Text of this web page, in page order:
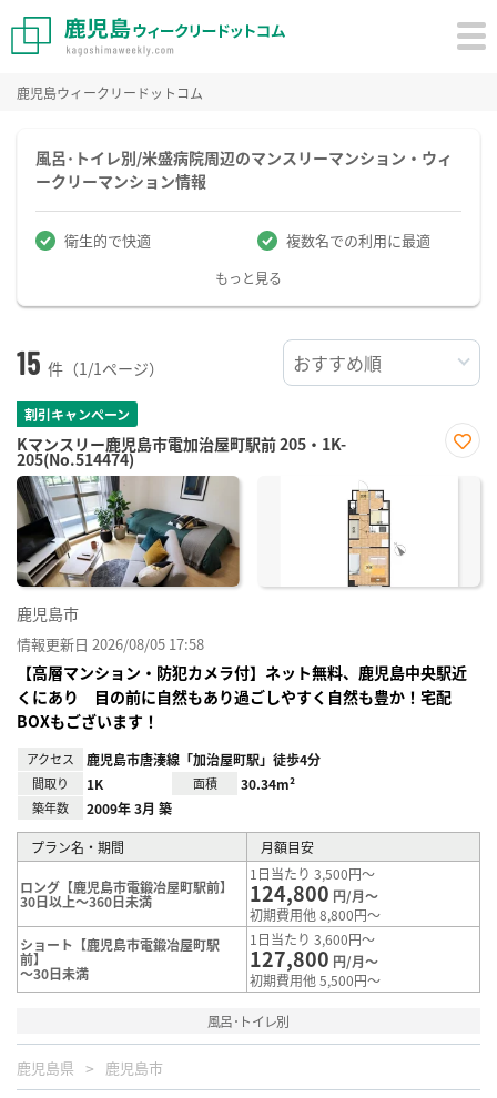
鹿児島ウィークリードットコム
風呂･トイレ別/米盛病院周辺のマンスリーマンション・ウィ
ークリーマンション情報
衛生的で快適 複数名での利用に最適
もっと見る
15 件（1/1ページ）
割引キャンペーン
Kマンスリー鹿児島市電加治屋町駅前 205・1K-
205(No.514474)
に入
鹿児島市
情報更新日 2026/08/05 17:58
【高層マンション・防犯カメラ付】ネット無料、鹿児島中央駅近
くにあり 目の前に自然もあり過ごしやすく自然も豊か！宅配
BOXもございます！
アクセス 鹿児島市唐湊線「加治屋町駅」徒歩4分
間取り 1K 面積 30.34m²
築年数 2009年 3月 築
プラン名・期間 月額目安
ロング【鹿児島市電鍛冶屋町駅前】
30日以上～360日未満
1日当たり 3,500円～
124,800 円/月～
初期費用他 8,800円～
ショート【鹿児島市電鍛冶屋町駅
前】
～30日未満
1日当たり 3,600円～
127,800 円/月～
初期費用他 5,500円～
風呂･トイレ別
鹿児島県 鹿児島市